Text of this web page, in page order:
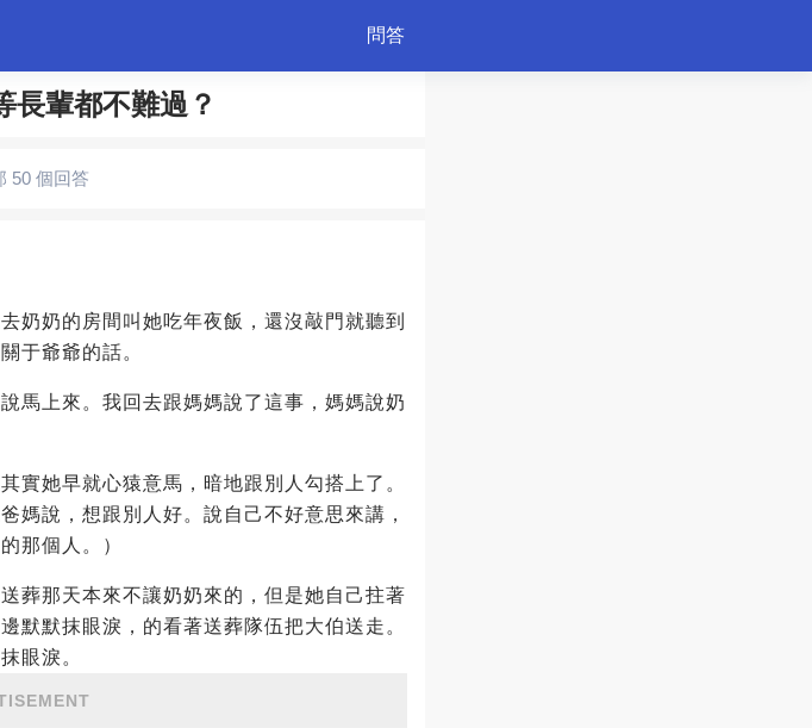
問答
長輩都不難過？
50 個回答
奶奶的房間叫她吃年夜飯，還沒敲門就聽到
于爺爺的話。
馬上來。我回去跟媽媽說了這事，媽媽說奶
實她早就心猿意馬，暗地跟別人勾搭上了。
媽說，想跟別人好。說自己不好意思來講，
那個人。）
葬那天本來不讓奶奶來的，但是她自己拄著
默默抹眼淚，的看著送葬隊伍把大伯送走。
眼淚。
生活妙招